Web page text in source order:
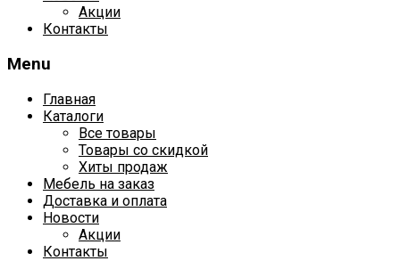
Акции
Контакты
Menu
Главная
Каталоги
Все товары
Товары со скидкой
Хиты продаж
Мебель на заказ
Доставка и оплата
Новости
Акции
Контакты